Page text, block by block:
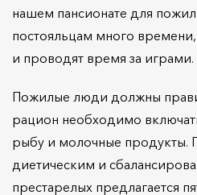
нашем пансионате для
постояльцам много
и проводят время за играми.
Пожилые люди должны
рацион необходимо
рыбу и молочные продукты.
диетическим и
престарелых предлагается